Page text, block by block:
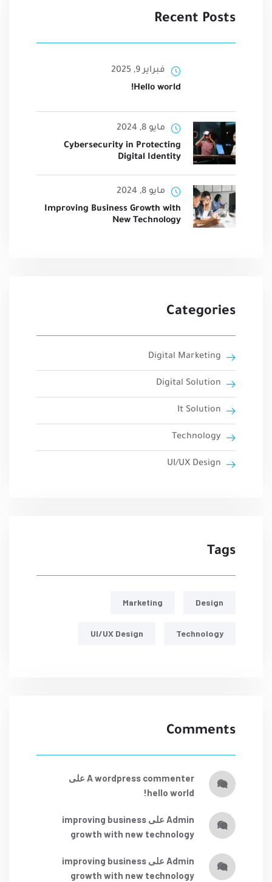
Recent Posts
فبراير 9, 2025
Hello world!
مايو 8, 2024
Cybersecurity in Protecting
Digital Identity
مايو 8, 2024
Improving Business Growth with
New Technology
Categories
Digital Marketing
Digital Solution
It Solution
Technology
UI/UX Design
Tags
Design
Marketing
Technology
UI/UX Design
Comments
a wordpress commenter
على
hello world!
admin على improving business
growth with new technology
admin على improving business
growth with new technology